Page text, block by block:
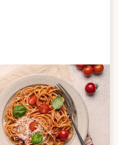
Dienst-Suche,
Anbieter es in Ihrer
besten zu Ihnen passt.